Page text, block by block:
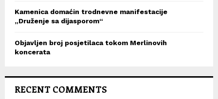
Kamenica domaćin trodnevne manifestacije
„Druženje sa dijasporom“
Objavljen broj posjetilaca tokom Merlinovih
koncerata
RECENT COMMENTS